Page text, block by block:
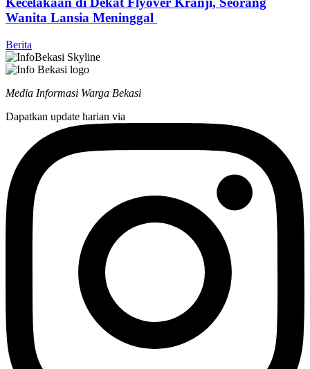
Wanita Lansia Meninggal
Berita
Media Informasi Warga Bekasi
Dapatkan update harian via